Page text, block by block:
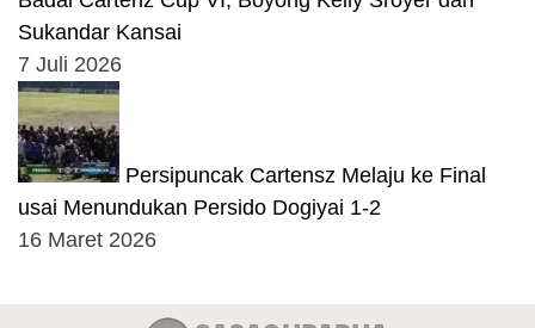
Sukandar Kansai
7 Juli 2026
Persipuncak Cartensz Melaju ke Final
usai Menundukan Persido Dogiyai 1-2
16 Maret 2026